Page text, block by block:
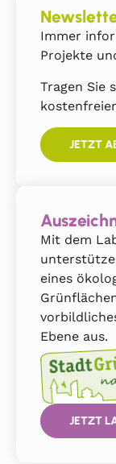
Immer
Projekte
Tragen Sie
JETZT
Mit dem
eines
Ebene aus.
JETZT